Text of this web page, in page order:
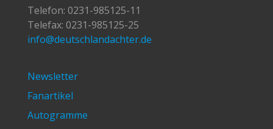
Telefon: 0231-985125-11
Telefax: 0231-985125-25
info@deutschlandachter.de
Newsletter
Fanartikel
Autogramme